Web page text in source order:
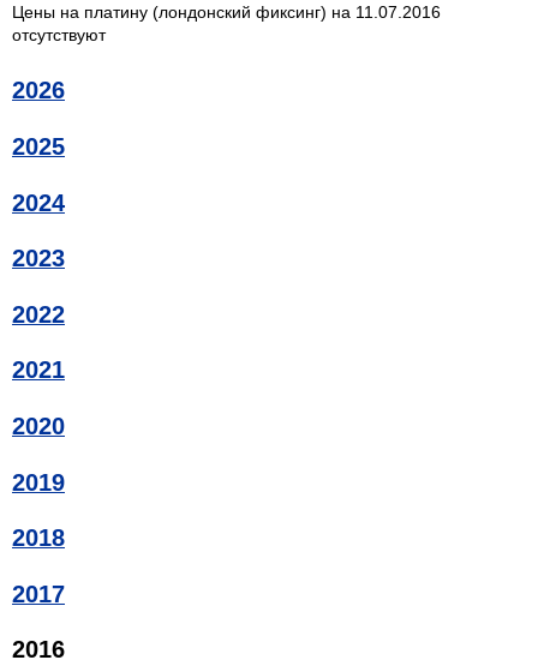
Цены на платину (лондонский фиксинг) на 11.07.2016
отсутствуют
2026
2025
2024
2023
2022
2021
2020
2019
2018
2017
2016